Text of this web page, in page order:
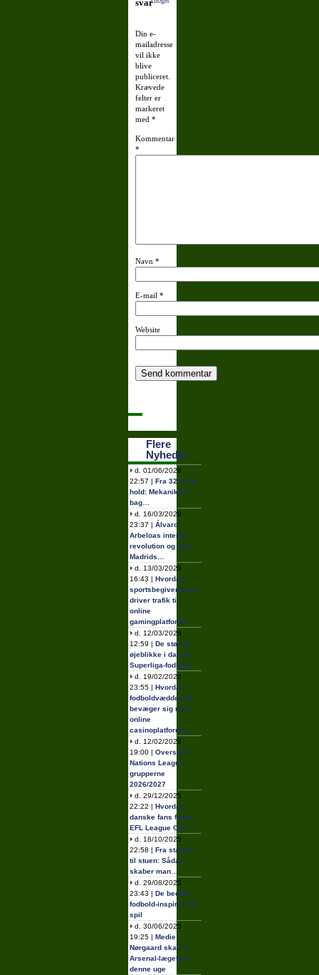
svar
Din e-
mailadresse
vil ikke
blive
publiceret.
Krævede
felter er
markeret
med *
Kommentar
*
Navn *
E-mail *
Website
Flere
Nyheder
d. 01/06/2026
22:57 | Fra 32 til 48
hold: Mekanikken
bag…
d. 16/03/2026
23:37 | Álvaro
Arbeloas interne
revolution og Real
Madrids…
d. 13/03/2026
16:43 | Hvordan
sportsbegivenheder
driver trafik til
online
gamingplatforme
d. 12/03/2026
12:59 | De største
øjeblikke i dansk
Superliga-fodbold
d. 19/02/2026
23:55 | Hvordan
fodboldvæddemål
bevæger sig mod
online
casinoplatforme…
d. 12/02/2026
19:00 | Oversigt:
Nations League-
grupperne
2026/2027
d. 29/12/2025
22:22 | Hvordan
danske fans følger
EFL League One…
d. 18/10/2025
22:58 | Fra stadion
til stuen: Sådan
skaber man…
d. 29/08/2025
23:43 | De bedste
fodbold-inspirerede
spil
d. 30/06/2025
19:25 | Medie:
Nørgaard skal til
Arsenal-lægetjek
denne uge